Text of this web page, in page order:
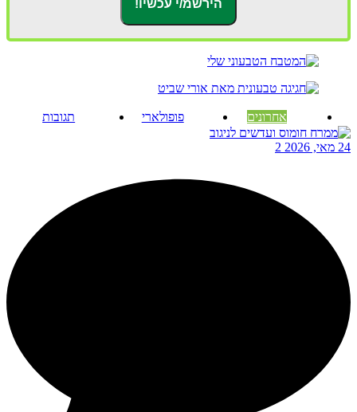
אחרונים פופולארי תגובות
24 מאי, 2026 2